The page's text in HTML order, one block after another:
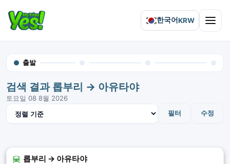
한국어KRW Open
출발
검색 결과 롭부리 → 아유타야
토요일 08 8월 2026
필터 수정
결과 정렬
롭부리 → 아유타야